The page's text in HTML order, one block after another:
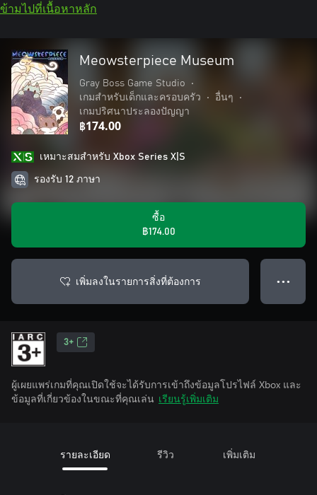
ข้ามไปที่เนื้อหาหลัก
Meowsterpiece Museum
Gray Boss Game Studio
•
เกมสำหรับเด็กและครอบครัว
• อื่นๆ
•
เกมปริศนาประลองปัญญา
฿174.00
เหมาะสมสําหรับ Xbox Series X|S
รองรับ 12 ภาษา
ซื้อ
฿174.00
เพิ่มลงในรายการสิ่งที่ต้องการ ● ● ●
3+
ผู้เผยแพร่เกมที่คุณเปิดใช้จะได้รับการเข้าถึงข้อมูลโปรไฟล์ Xbox และ
ข้อมูลที่เกี่ยวข้องในขณะที่คุณเล่น เรียนรู้เพิ่มเติม
รายละเอียด รีวิว เพิ่มเติม